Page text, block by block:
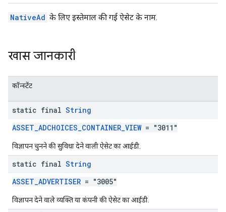
NativeAd के लिए इस्तेमाल की गई ऐसेट के नाम.
खास जानकारी
कॉन्स्टेंट
static final String
ASSET_ADCHOICES_CONTAINER_VIEW= "3011"
विज्ञापन चुनने की सुविधा देने वाली ऐसेट का आईडी.
static final String
ASSET_ADVERTISER = "3005"
विज्ञापन देने वाले व्यक्ति या कंपनी की ऐसेट का आईडी.